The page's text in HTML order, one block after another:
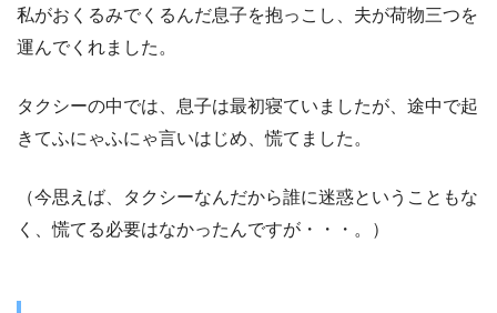
私がおくるみでくるんだ息子を抱っこし、夫が荷物三つを
運んでくれました。
タクシーの中では、息子は最初寝ていましたが、途中で起
きてふにゃふにゃ言いはじめ、慌てました。
（今思えば、タクシーなんだから誰に迷惑ということもな
く、慌てる必要はなかったんですが・・・。）